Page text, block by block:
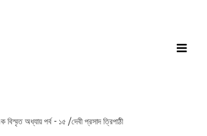
অধ্যায় পর্ব - ১৫ /দেবী প্রসাদ ত্রিপাঠী